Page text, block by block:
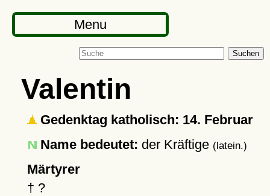
Menu
Suchen
Valentin
Gedenktag katholisch: 14. Februar
Name bedeutet: der Kräftige (latein.)
Märtyrer
† ?